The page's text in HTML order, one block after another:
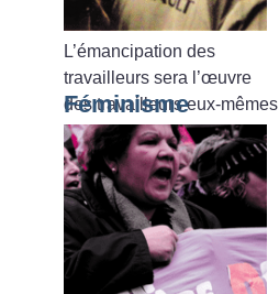
L’émancipation des
travailleurs sera l’œuvre
des travailleurs eux-mêmes
Féminisme